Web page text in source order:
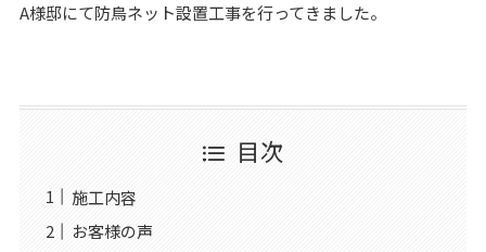
A様邸にて防鳥ネット設置工事を行ってきました。
目次
施工内容
お客様の声